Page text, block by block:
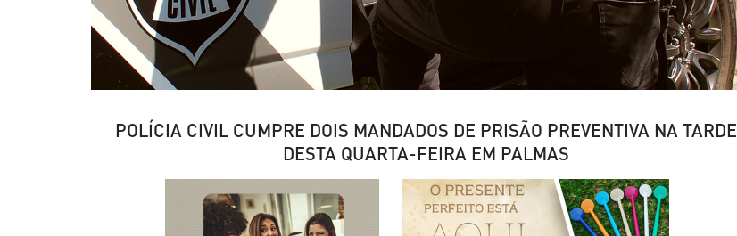
POLÍCIA CIVIL CUMPRE DOIS MANDADOS DE PRISÃO PREVENTIVA NA TARDE
DESTA QUARTA-FEIRA EM PALMAS